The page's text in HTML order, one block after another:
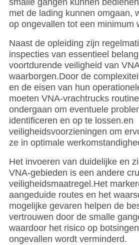
smalle gangen kunnen
met de lading kunnen omgaan,
op ongevallen tot een minimum
Naast de opleiding zijn
inspecties van essentieel
voortdurende veiligheid van
waarborgen.Door de
en de eisen van hun
moeten VNA-vrachtrucks
ondergaan om eventuele
identificeren en op te lossen.en
veiligheidsvoorzieningen om
ze in optimale
Het invoeren van duidelijke en
VNA-gebieden is een andere
veiligheidsmaatregel.Het
aangeduide routes en het
mogelijke gevaren helpen de
vertrouwen door de smalle
waardoor het risico op
ongevallen wordt verminderd.